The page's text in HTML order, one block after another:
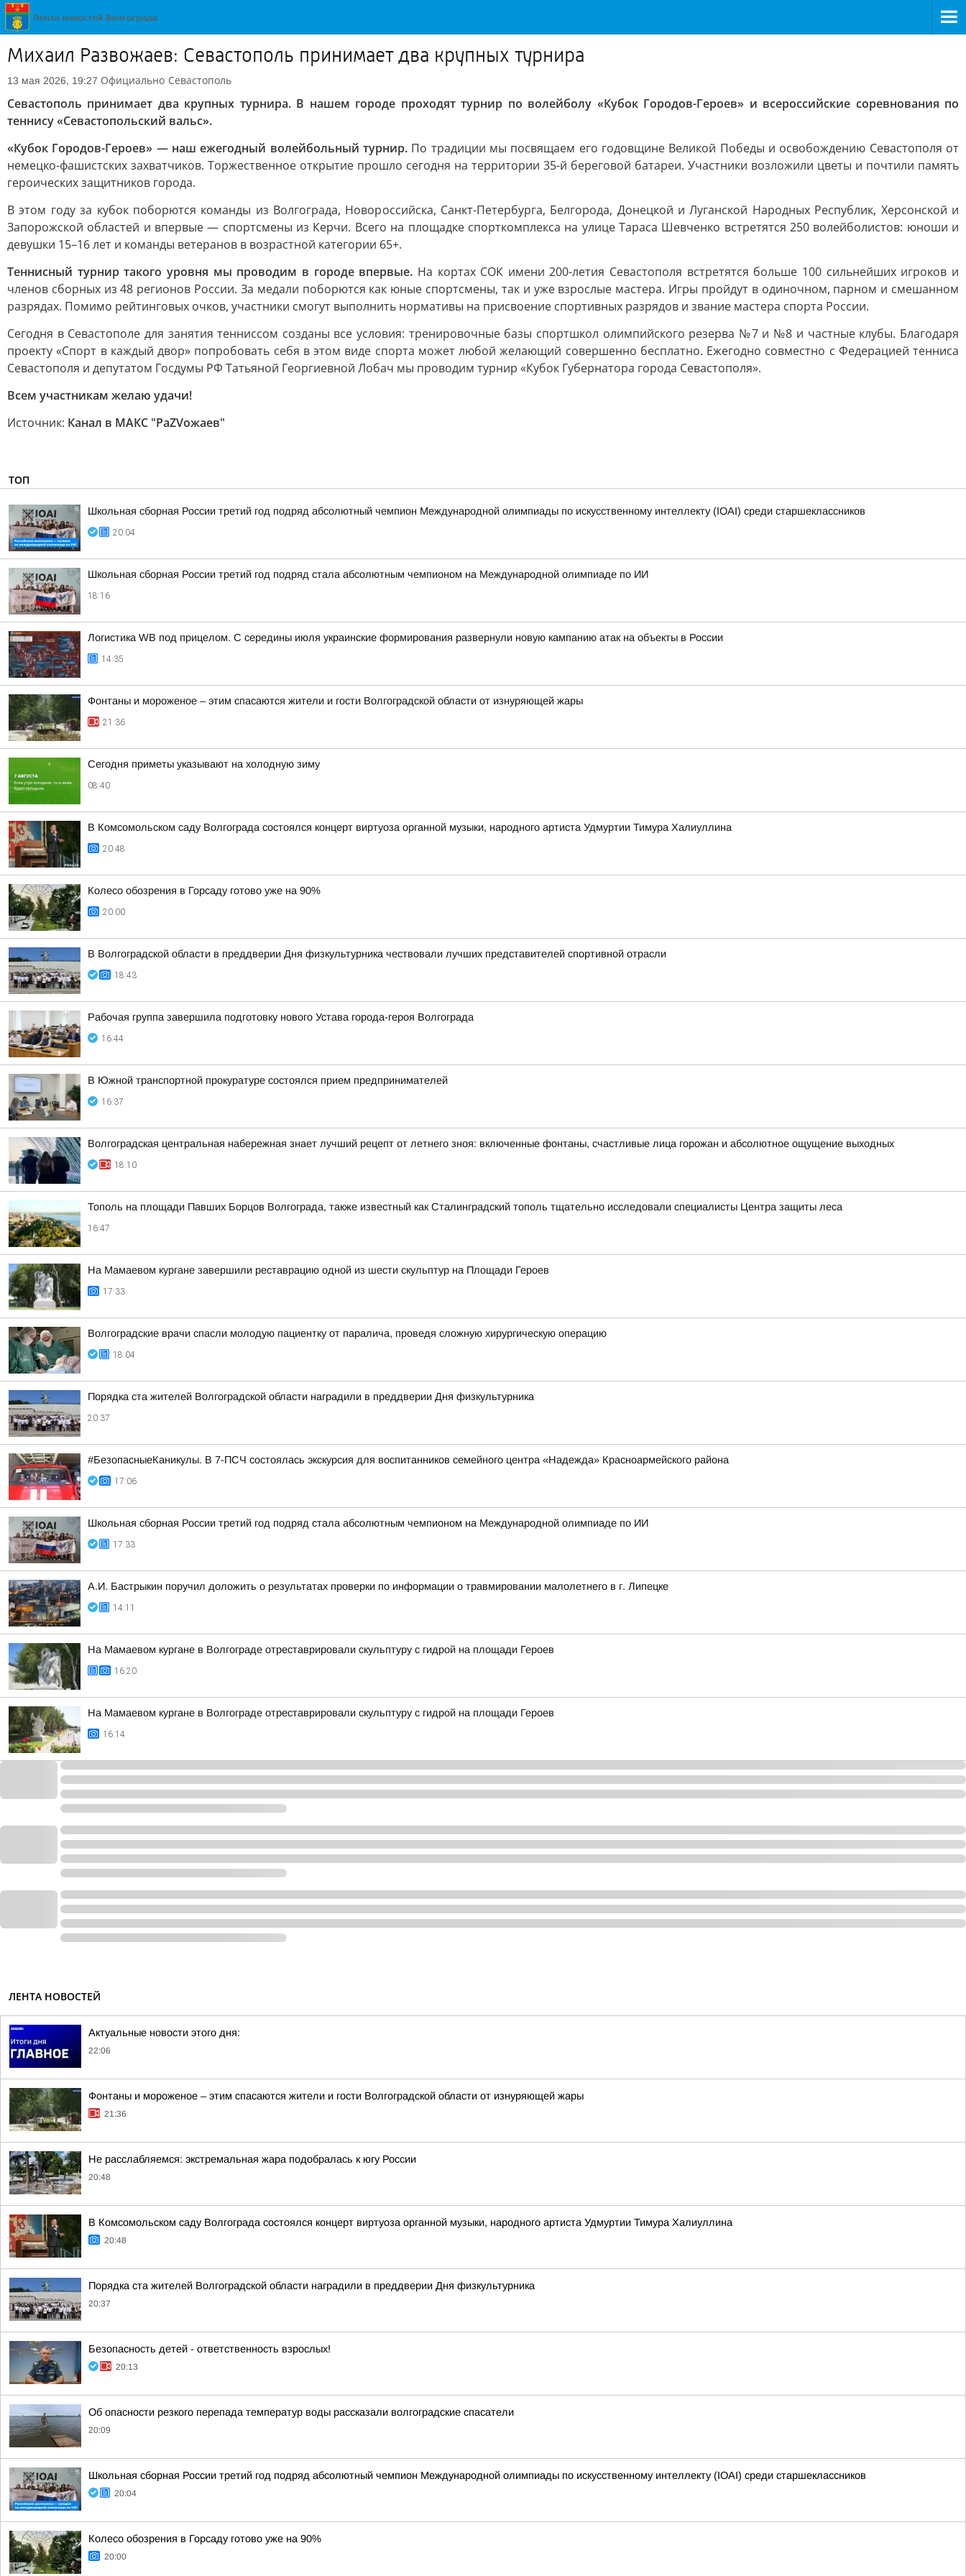
Михаил Развожаев: Севастополь принимает два крупных турнира
13 мая 2026, 19:27 Официально Севастополь
Севастополь принимает два крупных турнира. В нашем городе проходят турнир по волейболу «Кубок Городов-Героев» и всероссийские соревнования по
теннису «Севастопольский вальс».
«Кубок Городов-Героев» — наш ежегодный волейбольный турнир. По традиции мы посвящаем его годовщине Великой Победы и освобождению Севастополя от
немецко-фашистских захватчиков. Торжественное открытие прошло сегодня на территории 35-й береговой батареи. Участники возложили цветы и почтили память
героических защитников города.
В этом году за кубок поборются команды из Волгограда, Новороссийска, Санкт-Петербурга, Белгорода, Донецкой и Луганской Народных Республик, Херсонской и
Запорожской областей и впервые — спортсмены из Керчи. Всего на площадке спорткомплекса на улице Тараса Шевченко встретятся 250 волейболистов: юноши и
девушки 15–16 лет и команды ветеранов в возрастной категории 65+.
Теннисный турнир такого уровня мы проводим в городе впервые. На кортах СОК имени 200-летия Севастополя встретятся больше 100 сильнейших игроков и
членов сборных из 48 регионов России. За медали поборются как юные спортсмены, так и уже взрослые мастера. Игры пройдут в одиночном, парном и смешанном
разрядах. Помимо рейтинговых очков, участники смогут выполнить нормативы на присвоение спортивных разрядов и звание мастера спорта России.
Сегодня в Севастополе для занятия тенниссом созданы все условия: тренировочные базы спортшкол олимпийского резерва №7 и №8 и частные клубы. Благодаря
проекту «Спорт в каждый двор» попробовать себя в этом виде спорта может любой желающий совершенно бесплатно. Ежегодно совместно с Федерацией тенниса
Севастополя и депутатом Госдумы РФ Татьяной Георгиевной Лобач мы проводим турнир «Кубок Губернатора города Севастополя».
Всем участникам желаю удачи!
Источник: Канал в МАКС "РаZVожаев"
ТОП
Школьная сборная России третий год подряд абсолютный чемпион Международной олимпиады по искусственному интеллекту (IOAI) среди старшеклассников
20:04
Школьная сборная России третий год подряд стала абсолютным чемпионом на Международной олимпиаде по ИИ
18:16
Логистика WB под прицелом. С середины июля украинские формирования развернули новую кампанию атак на объекты в России
14:35
Фонтаны и мороженое – этим спасаются жители и гости Волгоградской области от изнуряющей жары
21:36
Сегодня приметы указывают на холодную зиму
08:40
В Комсомольском саду Волгограда состоялся концерт виртуоза органной музыки, народного артиста Удмуртии Тимура Халиуллина
20:48
Колесо обозрения в Горсаду готово уже на 90%
20:00
В Волгоградской области в преддверии Дня физкультурника чествовали лучших представителей спортивной отрасли
18:43
Рабочая группа завершила подготовку нового Устава города-героя Волгограда
16:44
В Южной транспортной прокуратуре состоялся прием предпринимателей
16:37
Волгоградская центральная набережная знает лучший рецепт от летнего зноя: включенные фонтаны, счастливые лица горожан и абсолютное ощущение выходных
18:10
Тополь на площади Павших Борцов Волгограда, также известный как Сталинградский тополь тщательно исследовали специалисты Центра защиты леса
16:47
На Мамаевом кургане завершили реставрацию одной из шести скульптур на Площади Героев
17:33
Волгоградские врачи спасли молодую пациентку от паралича, проведя сложную хирургическую операцию
18:04
Порядка ста жителей Волгоградской области наградили в преддверии Дня физкультурника
20:37
#БезопасныеКаникулы. В 7-ПСЧ состоялась экскурсия для воспитанников семейного центра «Надежда» Красноармейского района
17:06
Школьная сборная России третий год подряд стала абсолютным чемпионом на Международной олимпиаде по ИИ
17:33
А.И. Бастрыкин поручил доложить о результатах проверки по информации о травмировании малолетнего в г. Липецке
14:11
На Мамаевом кургане в Волгограде отреставрировали скульптуру с гидрой на площади Героев
16:20
На Мамаевом кургане в Волгограде отреставрировали скульптуру с гидрой на площади Героев
16:14
ЛЕНТА НОВОСТЕЙ
Актуальные новости этого дня:
22:06
Фонтаны и мороженое – этим спасаются жители и гости Волгоградской области от изнуряющей жары
21:36
Не расслабляемся: экстремальная жара подобралась к югу России
20:48
В Комсомольском саду Волгограда состоялся концерт виртуоза органной музыки, народного артиста Удмуртии Тимура Халиуллина
20:48
Порядка ста жителей Волгоградской области наградили в преддверии Дня физкультурника
20:37
Безопасность детей - ответственность взрослых!
20:13
Об опасности резкого перепада температур воды рассказали волгоградские спасатели
20:09
Школьная сборная России третий год подряд абсолютный чемпион Международной олимпиады по искусственному интеллекту (IOAI) среди старшеклассников
20:04
Колесо обозрения в Горсаду готово уже на 90%
20:00